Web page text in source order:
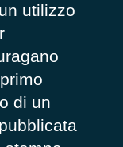
utilizzo
di un